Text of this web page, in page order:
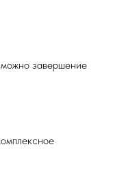
завершение